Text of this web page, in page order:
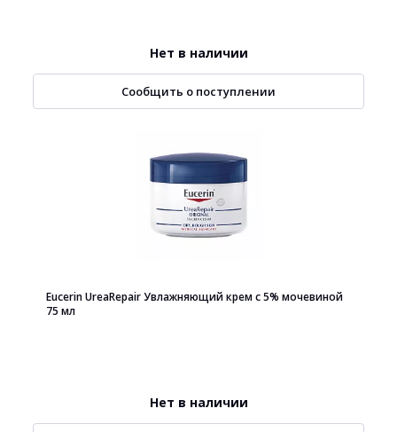
Нет в наличии
Сообщить о поступлении
Eucerin UreaRepair Увлажняющий крем с 5% мочевиной
75 мл
Нет в наличии